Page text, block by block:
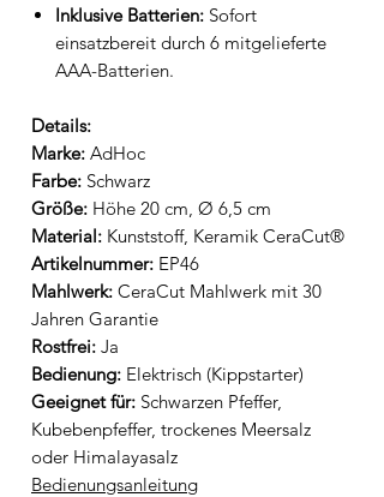
Inklusive Batterien: Sofort
einsatzbereit durch 6 mitgelieferte
AAA-Batterien.
Details:
Marke: AdHoc
Farbe: Schwarz
Größe: Höhe 20 cm, Ø 6,5 cm
Material: Kunststoff, Keramik CeraCut®
Artikelnummer: EP46
Mahlwerk: CeraCut Mahlwerk mit 30
Jahren Garantie
Rostfrei: Ja
Bedienung: Elektrisch (Kippstarter)
Geeignet für: Schwarzen Pfeffer,
Kubebenpfeffer, trockenes Meersalz
oder Himalayasalz
Bedienungsanleitung